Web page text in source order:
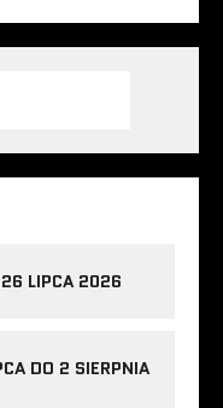
LIPCA 2026
DO 2 SIERPNIA